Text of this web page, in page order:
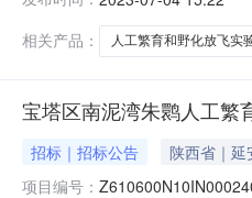
候选人基本情况中标
相关产品：
人工繁育和野化放飞实
宝塔区南泥湾朱鹮人工繁
招标｜招标公告 陕西省｜延
项目编号：